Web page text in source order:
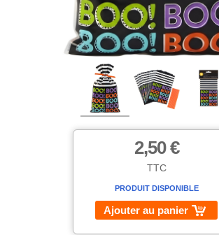
2,50 €
TTC
PRODUIT DISPONIBLE
Ajouter au panier